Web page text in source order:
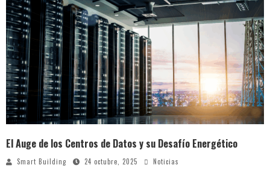
El Auge de los Centros de Datos y su Desafío Energético
Smart Building 24 octubre, 2025 Noticias